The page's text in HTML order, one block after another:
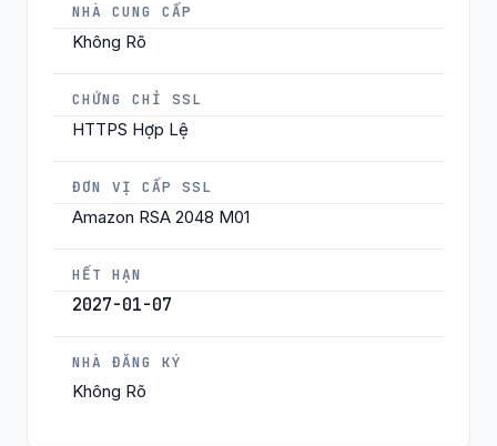
NHÀ CUNG CẤP
Không Rõ
CHỨNG CHỈ SSL
HTTPS Hợp Lệ
ĐƠN VỊ CẤP SSL
Amazon RSA 2048 M01
HẾT HẠN
2027-01-07
NHÀ ĐĂNG KÝ
Không Rõ